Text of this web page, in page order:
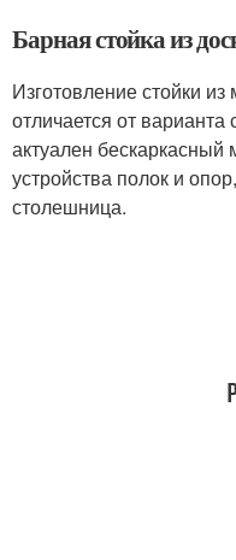
Барная стойка из
Изготовление стойки
отличается от
актуален бескаркасный
устройства полок и
столешница.